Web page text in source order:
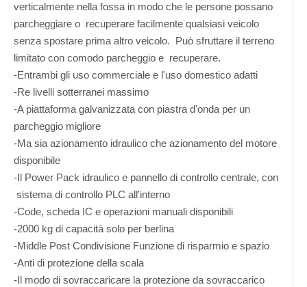
verticalmente nella fossa in modo che le persone possano
parcheggiare o recuperare facilmente qualsiasi veicolo
senza spostare prima altro veicolo. Può sfruttare il terreno
limitato con comodo parcheggio e recuperare.
-Entrambi gli uso commerciale e l'uso domestico adatti
-Re livelli sotterranei massimo
-A piattaforma galvanizzata con piastra d'onda per un
parcheggio migliore
-Ma sia azionamento idraulico che azionamento del motore
disponibile
-Il Power Pack idraulico e pannello di controllo centrale, con
sistema di controllo PLC all'interno
-Code, scheda IC e operazioni manuali disponibili
-2000 kg di capacità solo per berlina
-Middle Post Condivisione Funzione di risparmio e spazio
-Anti di protezione della scala
-Il modo di sovraccaricare la protezione da sovraccarico